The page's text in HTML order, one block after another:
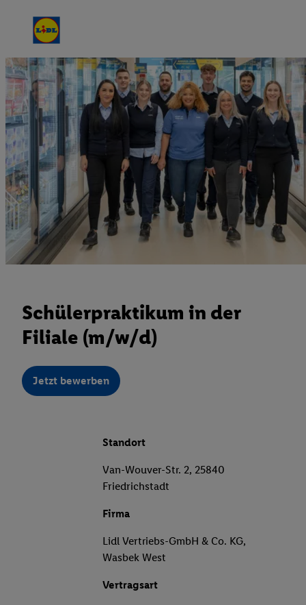
Schülerpraktikum in der
Filiale (m/w/d)
Jetzt bewerben
Standort
Van-Wouver-Str. 2, 25840
Friedrichstadt
Firma
Lidl Vertriebs-GmbH & Co. KG,
Wasbek West
Vertragsart